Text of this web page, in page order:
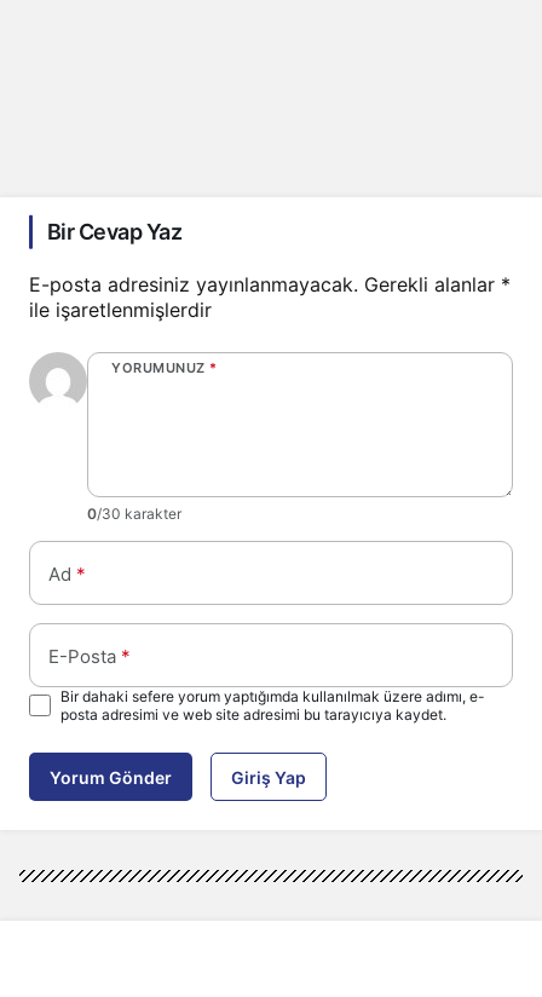
Bir Cevap Yaz
E-posta adresiniz yayınlanmayacak. Gerekli alanlar *
ile işaretlenmişlerdir
YORUMUNUZ *
0/30 karakter
Ad *
E-Posta *
Bir dahaki sefere yorum yaptığımda kullanılmak üzere adımı, e-
posta adresimi ve web site adresimi bu tarayıcıya kaydet.
Yorum Gönder Giriş Yap